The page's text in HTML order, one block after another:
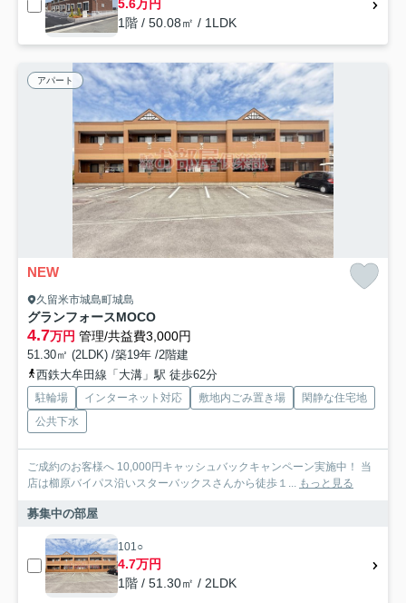
5.6万円
1階 / 50.08㎡ / 1LDK
アパート
NEW
久留米市城島町城島
グランフォースMOCO
4.7万円 管理/共益費3,000円
51.30㎡ (2LDK) /築19年 /2階建
西鉄大牟田線「大溝」駅 徒歩62分
駐輪場 インターネット対応 敷地内ごみ置き場
閑静な住宅地
公共下水
ご成約のお客様へ 10,000円キャッシュバックキャンペーン実施中！ 当
店は櫛原バイパス沿いスターバックスさんから徒歩１... もっと見る
募集中の部屋
101○
4.7万円
1階 / 51.30㎡ / 2LDK